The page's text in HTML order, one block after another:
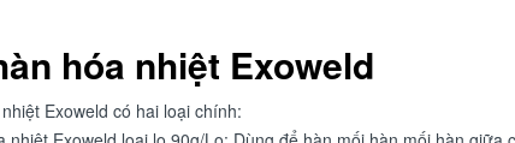
hóa nhiệt Exoweld
Exoweld có hai loại chính: